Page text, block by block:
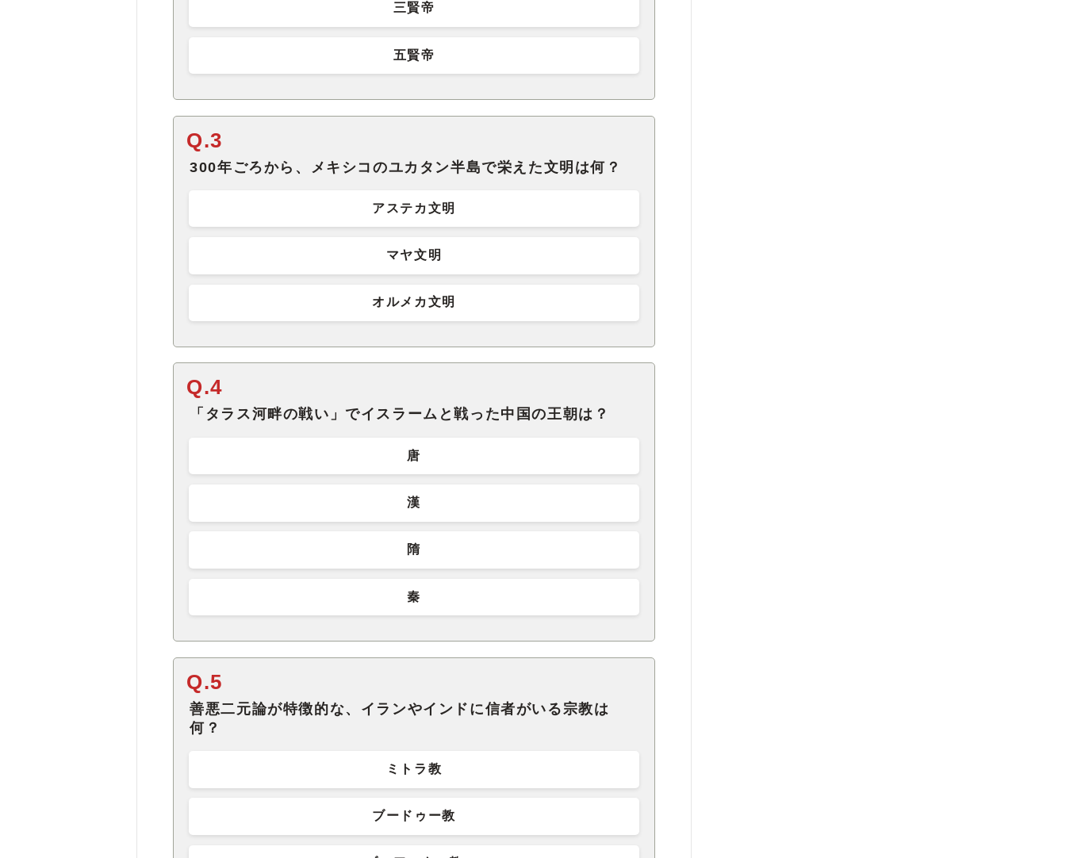
三賢帝
五賢帝
Q.3
300年ごろから、メキシコのユカタン半島で栄えた文明は何？
アステカ文明
マヤ文明
オルメカ文明
Q.4
「タラス河畔の戦い」でイスラームと戦った中国の王朝は？
唐
漢
隋
秦
Q.5
善悪二元論が特徴的な、イランやインドに信者がいる宗教は
何？
ミトラ教
ブードゥー教